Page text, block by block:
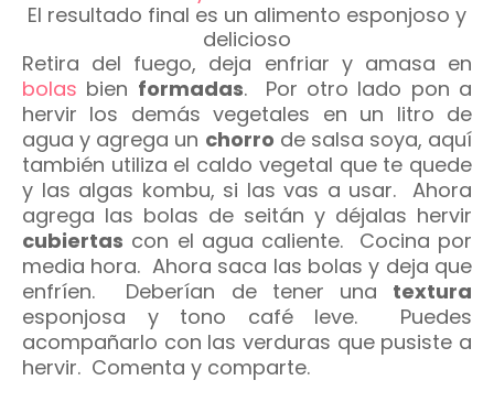
El resultado final es un alimento esponjoso y
delicioso
Retira del fuego, deja enfriar y amasa en
bolas bien formadas. Por otro lado pon a
hervir los demás vegetales en un litro de
agua y agrega un chorro de salsa soya, aquí
también utiliza el caldo vegetal que te quede
y las algas kombu, si las vas a usar. Ahora
agrega las bolas de seitán y déjalas hervir
cubiertas con el agua caliente. Cocina por
media hora. Ahora saca las bolas y deja que
enfríen. Deberían de tener una textura
esponjosa y tono café leve. Puedes
acompañarlo con las verduras que pusiste a
hervir. Comenta y comparte.